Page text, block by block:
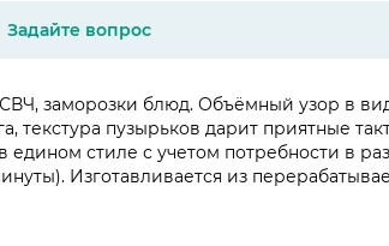
Задайте вопрос
заморозки блюд. Объёмный узор в
текстура пузырьков дарит приятные
стиле с учетом потребности в
Изготавливается из